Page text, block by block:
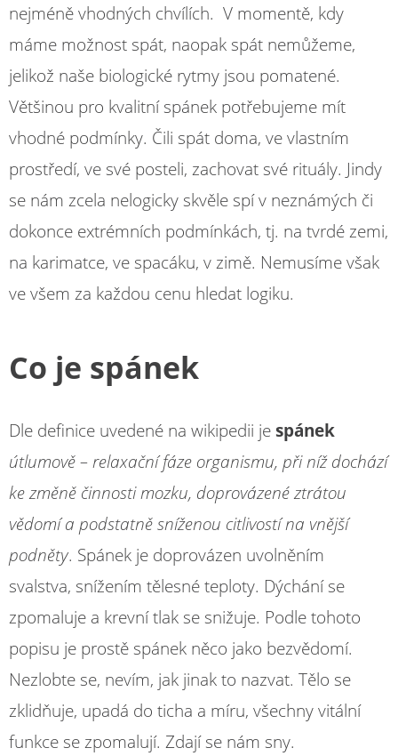
nejméně vhodných chvílích. V momentě, kdy
máme možnost spát, naopak spát nemůžeme,
jelikož naše biologické rytmy jsou pomatené.
Většinou pro kvalitní spánek potřebujeme mít
vhodné podmínky. Čili spát doma, ve vlastním
prostředí, ve své posteli, zachovat své rituály. Jindy
se nám zcela nelogicky skvěle spí v neznámých či
dokonce extrémních podmínkách, tj. na tvrdé zemi,
na karimatce, ve spacáku, v zimě. Nemusíme však
ve všem za každou cenu hledat logiku.
Co je spánek
Dle definice uvedené na wikipedii jespánek
útlumově – relaxační fáze organismu, při níž dochází
ke změně činnosti mozku, doprovázené ztrátou
vědomí a podstatně sníženou citlivostí na vnější
podněty. Spánek je doprovázen uvolněním
svalstva, snížením tělesné teploty. Dýchání se
zpomaluje a krevní tlak se snižuje. Podle tohoto
popisu je prostě spánek něco jako bezvědomí.
Nezlobte se, nevím, jak jinak to nazvat. Tělo se
zklidňuje, upadá do ticha a míru, všechny vitální
funkce se zpomalují. Zdají se nám sny.